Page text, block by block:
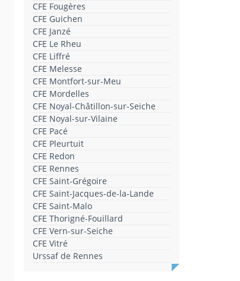
CFE Fougères
CFE Guichen
CFE Janzé
CFE Le Rheu
CFE Liffré
CFE Melesse
CFE Montfort-sur-Meu
CFE Mordelles
CFE Noyal-Châtillon-sur-Seiche
CFE Noyal-sur-Vilaine
CFE Pacé
CFE Pleurtuit
CFE Redon
CFE Rennes
CFE Saint-Grégoire
CFE Saint-Jacques-de-la-Lande
CFE Saint-Malo
CFE Thorigné-Fouillard
CFE Vern-sur-Seiche
CFE Vitré
Urssaf de Rennes